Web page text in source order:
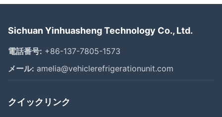
Sichuan Yinhuasheng Technology Co., Ltd.
電話番号: +86-137-7805-1573
メール: amelia@vehiclerefrigerationunit.com
クイックリンク